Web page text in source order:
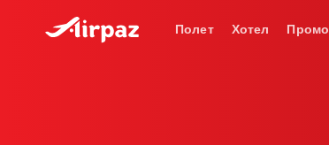
Полет Хотел Промо